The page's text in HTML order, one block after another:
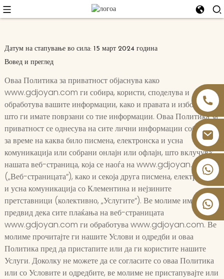
+86 13826059902
Датум на стапување во сила: 15 март 2024 година
Вовед и преглед
Оваа Политика за приватност објаснува како
www.gdjoyan.com ги собира, користи, споделува и
обработува вашите информации, како и правата и изборите
што ги имате поврзани со тие информации. Оваа Политика за
приватност се однесува на сите лични информации собрани
за време на каква било писмена, електронска и усна
комуникација или собрани онлајн или офлајн, што вклучува:
нашата веб-страница, која се наоѓа на www.gdjoyan.com
(„Веб-страницата“), како и секоја друга писмена, електронска
и усна комуникација со Клементина и нејзините
претставници (колективно, „Услугите“). Ве молиме имајте
предвид дека сите плаќања на веб-страницата
www.gdjoyan.com ги обработува www.gdjoyan.com. Ве
молиме прочитајте ги нашите Услови и одредби и оваа
Политика пред да пристапите или да ги користите нашите
Услуги. Доколку не можете да се согласите со оваа Политика
или со Условите и одредбите, ве молиме не пристапувајте или